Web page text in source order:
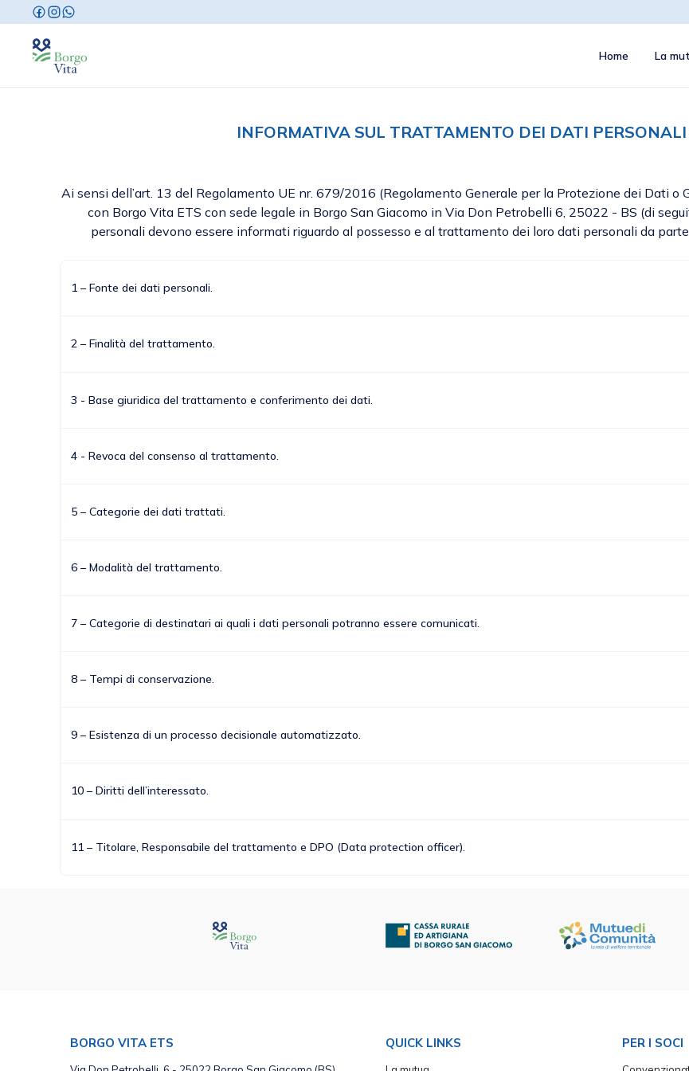
Home La
INFORMATIVA SUL TRATTAMENTO DEI DATI
Ai sensi dell’art. 13 del Regolamento UE nr. 679/2016 (Regolamento Generale per la Protezione dei Dati o
con Borgo Vita ETS con sede legale in Borgo San Giacomo in Via Don Petrobelli 6, 25022 - BS (di
personali devono essere informati riguardo al possesso e al trattamento dei loro dati personali da
1 – Fonte dei dati personali.
2 – Finalità del trattamento.
3 - Base giuridica del trattamento e conferimento dei dati.
4 - Revoca del consenso al trattamento.
5 – Categorie dei dati trattati.
6 – Modalità del trattamento.
7 – Categorie di destinatari ai quali i dati personali potranno essere comunicati.
8 – Tempi di conservazione.
9 – Esistenza di un processo decisionale automatizzato.
10 – Diritti dell’interessato.
11 – Titolare, Responsabile del trattamento e DPO (Data protection officer).
BORGO VITA ETS QUICK LINKS PER I SOCI